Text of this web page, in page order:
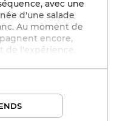
avec une
d'une salade
Au moment de
encore,
l'expérience.